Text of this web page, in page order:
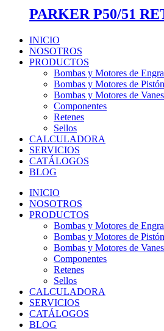
PARKER P50/51
INICIO
NOSOTROS
PRODUCTOS
Bombas y Motores de
Bombas y Motores de Pistón
Bombas y Motores de Vanes
Componentes
Retenes
Sellos
CALCULADORA
SERVICIOS
CATÁLOGOS
BLOG
INICIO
NOSOTROS
PRODUCTOS
Bombas y Motores de
Bombas y Motores de Pistón
Bombas y Motores de Vanes
Componentes
Retenes
Sellos
CALCULADORA
SERVICIOS
CATÁLOGOS
BLOG